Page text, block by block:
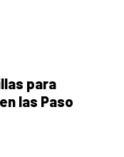
para
las Paso